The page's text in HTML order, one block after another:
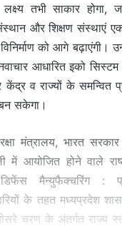
तभी साकार होगा,
और शिक्षण संस्थाएं
को आगे बढ़ाएंगी।
आधारित इको
व राज्यों के समन्वित
सकेगा।
रक्षा मंत्रालय, भारत
में आयोजित होने वाले
डिफेंस मैन्युफैक्चरिंग :
के तहत मध्यप्रदेश
चरण के अंतर्गत राज्य